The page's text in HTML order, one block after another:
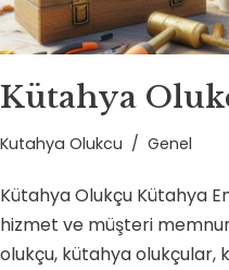
Kütahya
Kutahya Olukcu Genel
Kütahya Olukçu Kütahya
hizmet ve müşteri
olukçu, kütahya olukçular,